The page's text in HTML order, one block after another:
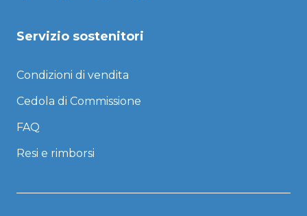
Servizio sostenitori
Condizioni di vendita
Cedola di Commissione
FAQ
Resi e rimborsi